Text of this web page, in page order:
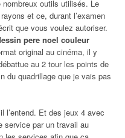
outils utilisés. Le
et ce, durant l’examen
que vous voulez autoriser.
pere noel couleur
original au cinéma, il y
au 2 tour les points de
du quadrillage que je vais pas
l’entend. Et des jeux 4 avec
service par un travail au